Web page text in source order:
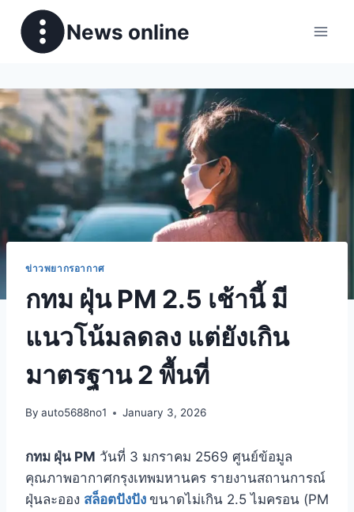
News online
ข่าวพยากรอากาศ
กทม ฝุ่น PM 2.5 เช้านี้ มี
แนวโน้มลดลง แต่ยังเกิน
มาตรฐาน 2 พื้นที่
By auto5688no1 January 3, 2026
กทม ฝุ่น PM วันที่ 3 มกราคม 2569 ศูนย์ข้อมูล
คุณภาพอากาศกรุงเทพมหานคร รายงานสถานการณ์
ฝุ่นละออง สล็อตปังปัง ขนาดไม่เกิน 2.5 ไมครอน (PM